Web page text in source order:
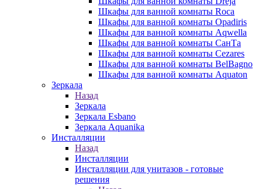
Шкафы для ванной комнаты Roca
Шкафы для ванной комнаты Opadiris
Шкафы для ванной комнаты Aqwella
Шкафы для ванной комнаты СанТа
Шкафы для ванной комнаты Cezares
Шкафы для ванной комнаты BelBagno
Шкафы для ванной комнаты Aquaton
Зеркала
Назад
Зеркала
Зеркала Esbano
Зеркала Aquanika
Инсталляции
Назад
Инсталляции
Инсталляции для унитазов - готовые
решения